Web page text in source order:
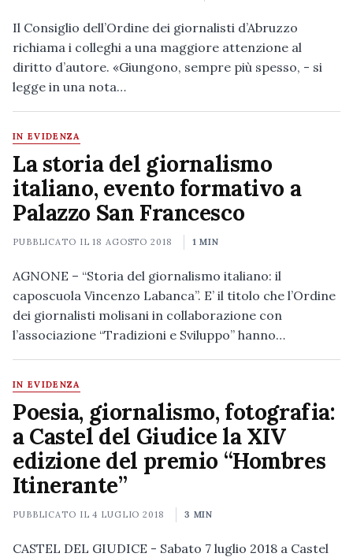
Il Consiglio dell’Ordine dei giornalisti d’Abruzzo
richiama i colleghi a una maggiore attenzione al
diritto d’autore. «Giungono, sempre più spesso, - si
legge in una nota…
IN EVIDENZA
La storia del giornalismo
italiano, evento formativo a
Palazzo San Francesco
PUBBLICATO IL18 AGOSTO 2018 1 MIN
AGNONE – “Storia del giornalismo italiano: il
caposcuola Vincenzo Labanca”. E’ il titolo che l’Ordine
dei giornalisti molisani in collaborazione con
l’associazione “Tradizioni e Sviluppo” hanno…
IN EVIDENZA
Poesia, giornalismo, fotografia:
a Castel del Giudice la XIV
edizione del premio “Hombres
Itinerante”
PUBBLICATO IL4 LUGLIO 2018 3 MIN
CASTEL DEL GIUDICE - Sabato 7 luglio 2018 a Castel